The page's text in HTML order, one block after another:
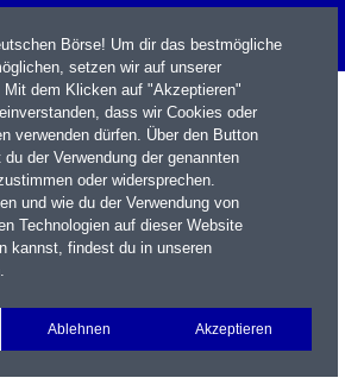
Watchlist Portfolio Login
Börse! Um dir das bestmögliche
setzen wir auf unserer
dem Klicken auf "Akzeptieren"
dass wir Cookies oder
verwenden dürfen. Über den Button
der Verwendung der genannten
oder widersprechen.
und wie du der Verwendung von
Technologien auf dieser Website
kannst, findest du in unseren
.
Ablehnen Akzeptieren